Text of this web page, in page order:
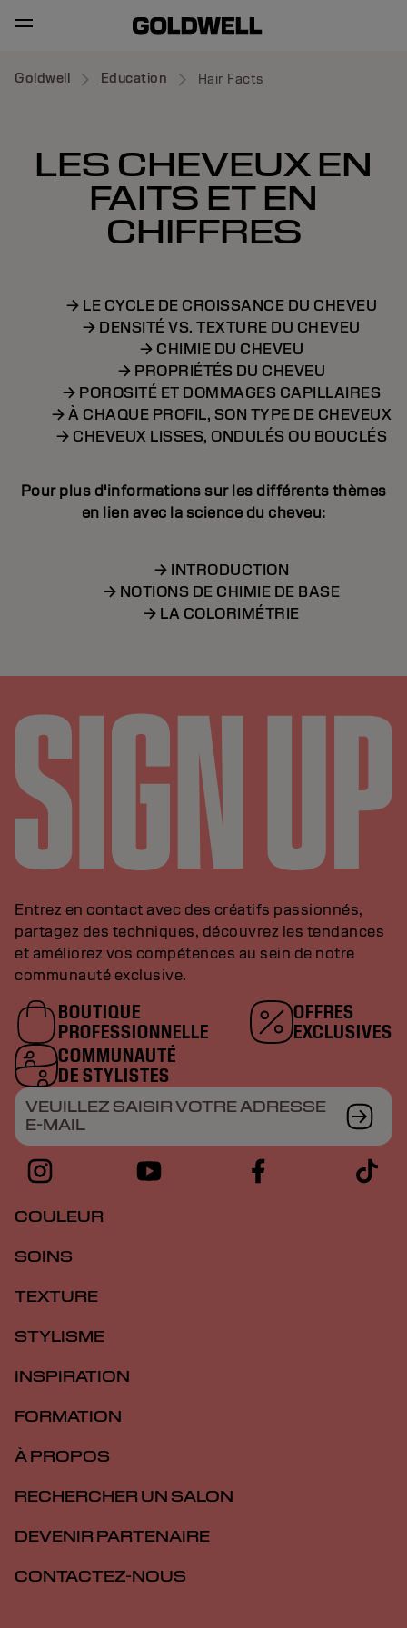
Goldwell Education Hair Facts
LES CHEVEUX EN
FAITS ET EN
CHIFFRES
→ LE CYCLE DE CROISSANCE DU CHEVEU
→ DENSITÉ VS. TEXTURE DU CHEVEU
→ CHIMIE DU CHEVEU
→ PROPRIÉTÉS DU CHEVEU
→ POROSITÉ ET DOMMAGES CAPILLAIRES
→ À CHAQUE PROFIL, SON TYPE DE CHEVEUX
→ CHEVEUX LISSES, ONDULÉS OU BOUCLÉS
Pour plus d'informations sur les différents thèmes
en lien avec la science du cheveu:
→ INTRODUCTION
→ NOTIONS DE CHIMIE DE BASE
→ LA COLORIMÉTRIE
Entrez en contact avec des créatifs passionnés,
partagez des techniques, découvrez les tendances
et améliorez vos compétences au sein de notre
communauté exclusive.
BOUTIQUE
PROFESSIONNELLE
OFFRES
EXCLUSIVES
COMMUNAUTÉ
DE STYLISTES
VEUILLEZ SAISIR VOTRE ADRESSE
E-MAIL
COULEUR
SOINS
TEXTURE
STYLISME
INSPIRATION
FORMATION
À PROPOS
RECHERCHER UN SALON
DEVENIR PARTENAIRE
CONTACTEZ-NOUS